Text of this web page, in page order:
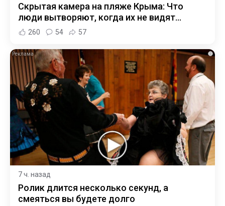
Скрытая камера на пляже Крыма: Что
люди вытворяют, когда их не видят...
260 54 57
i
7 ч. назад
Ролик длится несколько секунд, а
смеяться вы будете долго